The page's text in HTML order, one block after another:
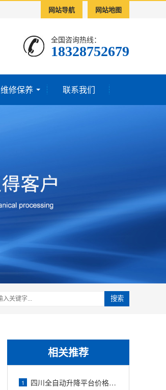
网站导航 网站地图
全国咨询热线：
18328752679‬
维修保养 联系我们
搜索
相关推荐
1 四川全自动升降平台价格多少？2026年自动